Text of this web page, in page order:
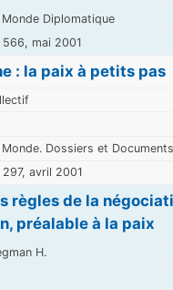
Monde Diplomatique
566, mai 2001
: la paix à petits pas
Monde. Dossiers et Documents
297, avril 2001
règles de la
préalable à la paix
H.